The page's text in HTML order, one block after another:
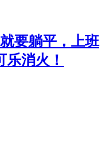
要躺平，上班
消火！